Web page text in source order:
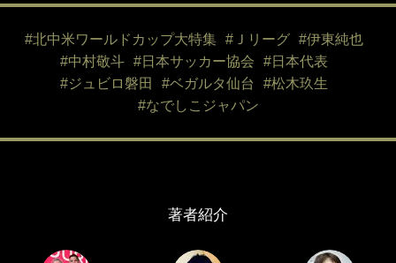
#北中米ワールドカップ大特集 #Ｊリーグ
#伊東純也
#中村敬斗
#日本サッカー協会
#日本代表
#ジュビロ磐田
#ベガルタ仙台
#松木玖生
#なでしこジャパン
著者紹介